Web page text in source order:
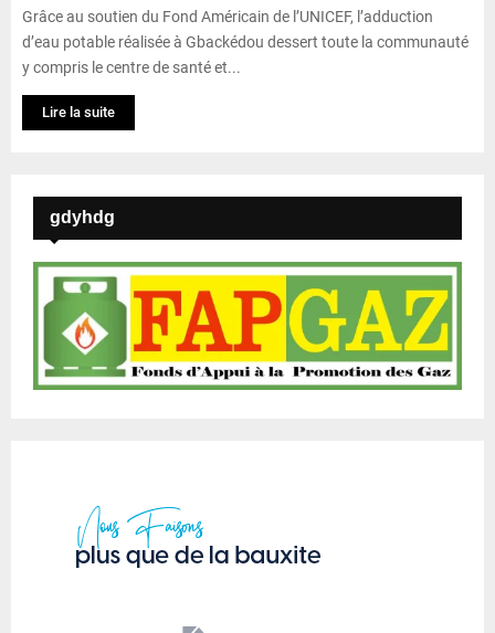
Grâce au soutien du Fond Américain de l’UNICEF, l’adduction
d’eau potable réalisée à Gbackédou dessert toute la communauté
y compris le centre de santé et...
Lire la suite
gdyhdg